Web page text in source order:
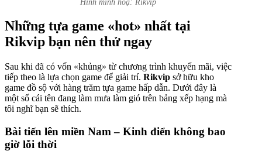
Hình minh hoạ: Rikvip
Những tựa game «hot» nhất tại
Rikvip bạn nên thử ngay
Sau khi đã có vốn «khủng» từ chương trình khuyến mãi, việc
tiếp theo là lựa chọn game để giải trí. Rikvip sở hữu kho
game đồ sộ với hàng trăm tựa game hấp dẫn. Dưới đây là
một số cái tên đang làm mưa làm gió trên bảng xếp hạng mà
tôi nghĩ bạn sẽ thích.
Bài tiến lên miền Nam – Kinh điển không bao
giờ lỗi thời